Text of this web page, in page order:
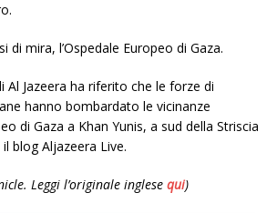
di mira, l’Ospedale Europeo di Gaza.
Al Jazeera ha riferito che le forze di
hanno bombardato le vicinanze
di Gaza a Khan Yunis, a sud della Striscia
blog Aljazeera Live.
Leggi l’originale inglese qui)